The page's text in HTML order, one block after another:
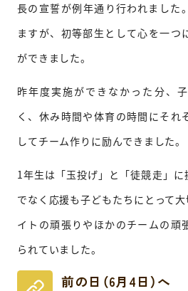
長の宣誓が例年通り行われました
ますが、初等部生として心を一つ
ができました。
昨年度実施ができなかった分、
く、休み時間や体育の時間にそれ
してチーム作りに励んできました。
1年生は「玉投げ」と「徒競走」
でなく応援も子どもたちにとって
イトの頑張りやほかのチームの頑
られていました。
前の日（6月4日）へ